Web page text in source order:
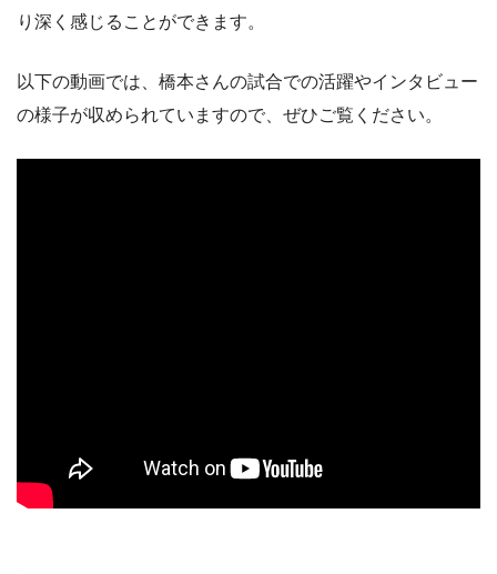
り深く感じることができます。
以下の動画では、橋本さんの試合での活躍やインタビュー
の様子が収められていますので、ぜひご覧ください。